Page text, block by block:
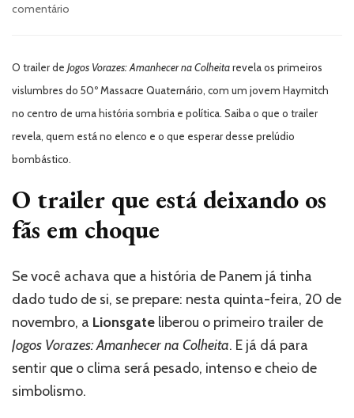
comentário
Antes
do
Tempo:
o
Amanhecer
na
Colheita
O trailer de Jogos Vorazes: Amanhecer na Colheitarevela os primeiros
vislumbres do 50º Massacre Quaternário, com um jovem Haymitch
no centro de uma história sombria e política. Saiba o que o trailer
revela, quem está no elenco e o que esperar desse prelúdio
bombástico.
O trailer que está deixando os
fãs em choque
Se você achava que a história de Panem já tinha
dado tudo de si, se prepare: nesta quinta-feira, 20 de
novembro, a Lionsgate liberou o primeiro trailer de
Jogos Vorazes: Amanhecer na Colheita. E já dá para
sentir que o clima será pesado, intenso e cheio de
simbolismo.